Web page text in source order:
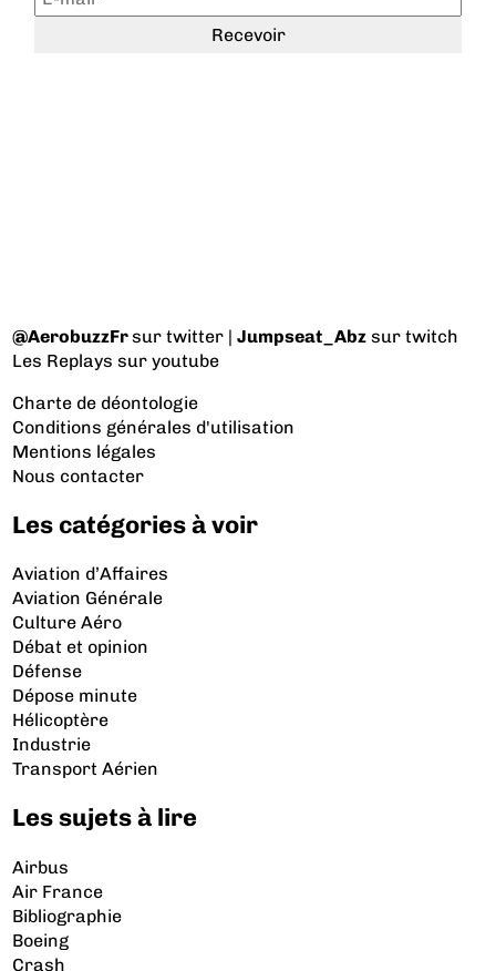
@AerobuzzFrsur twitter |Jumpseat_Abz sur twitch
Les Replays sur youtube
Charte de déontologie
Conditions générales d'utilisation
Mentions légales
Nous contacter
Les catégories à voir
Aviation d’Affaires
Aviation Générale
Culture Aéro
Débat et opinion
Défense
Dépose minute
Hélicoptère
Industrie
Transport Aérien
Les sujets à lire
Airbus
Air France
Bibliographie
Boeing
Crash